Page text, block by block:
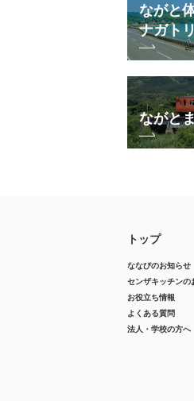
ながと
ナガト
ながと
トップ
ななびのお知らせ
センザキッチンの
お役立ち情報
よくある質問
法人・学校の方へ